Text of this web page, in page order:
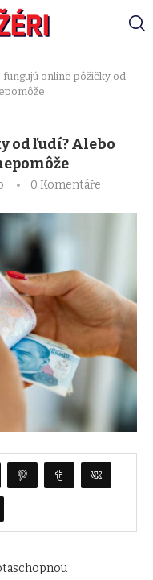
fungujú online pôžičky od
od ľudí? Alebo
0 Komentáře